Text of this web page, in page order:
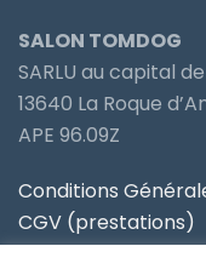
SALON TOMDOG
SARLU au capital
13640 La Roque
APE 96.09Z
Conditions
CGV (prestations)
Politique de